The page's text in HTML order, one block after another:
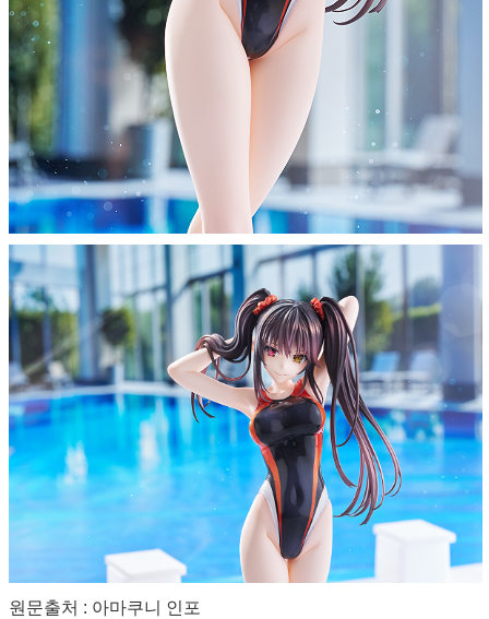
원문출처 : 아마쿠니 인포